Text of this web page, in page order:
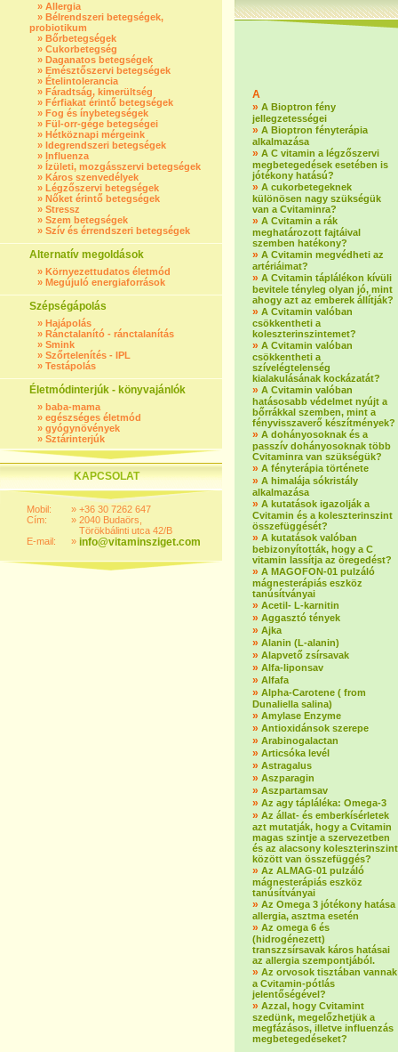
» Allergia
» Bélrendszeri betegségek,
probiotikum
» Bőrbetegségek
» Cukorbetegség
» Daganatos betegségek
» Emésztőszervi betegségek
» Ételintolerancia
» Fáradtság, kimerültség
» Férfiakat érintő betegségek
» Fog és ínybetegségek
» Fül-orr-gége betegségei
» Hétköznapi mérgeink
» Idegrendszeri betegségek
» Influenza
» Ízületi, mozgásszervi betegségek
» Káros szenvedélyek
» Légzőszervi betegségek
» Nőket érintő betegségek
» Stressz
» Szem betegségek
» Szív és érrendszeri betegségek
Alternatív megoldások
» Környezettudatos életmód
» Megújuló energiaforrások
Szépségápolás
» Hajápolás
» Ránctalanító - ránctalanítás
» Smink
» Szőrtelenítés - IPL
» Testápolás
Életmódinterjúk - könyvajánlók
» baba-mama
» egészséges életmód
» gyógynövények
» Sztárinterjúk
KAPCSOLAT
Mobil:
Cím:
E-mail:
»
»
»
+36 30 7262 647
2040 Budaörs,
Törökbálinti utca 42/B
info@vitaminsziget.com
A
» A Bioptron fény
jellegzetességei
» A Bioptron fényterápia
alkalmazása
» A C vitamin a légzőszervi
megbetegedések esetében is
jótékony hatású?
» A cukorbetegeknek
különösen nagy szükségük
van a Cvitaminra?
» A Cvitamin a rák
meghatározott fajtáival
szemben hatékony?
» A Cvitamin megvédheti az
artériáimat?
» A Cvitamin táplálékon kívüli
bevitele tényleg olyan jó, mint
ahogy azt az emberek állítják?
» A Cvitamin valóban
csökkentheti a
koleszterinszintemet?
» A Cvitamin valóban
csökkentheti a
szívelégtelenség
kialakulásának kockázatát?
» A Cvitamin valóban
hatásosabb védelmet nyújt a
bőrrákkal szemben, mint a
fényvisszaverő készítmények?
» A dohányosoknak és a
passzív dohányosoknak több
Cvitaminra van szükségük?
» A fényterápia története
» A himalája sókristály
alkalmazása
» A kutatások igazolják a
Cvitamin és a koleszterinszint
összefüggését?
» A kutatások valóban
bebizonyították, hogy a C
vitamin lassítja az öregedést?
» A MAGOFON-01 pulzáló
mágnesterápiás eszköz
tanúsítványai
» Acetil- L-karnitin
» Aggasztó tények
» Ajka
» Alanin (L-alanin)
» Alapvető zsírsavak
» Alfa-liponsav
» Alfafa
» Alpha-Carotene ( from
Dunaliella salina)
» Amylase Enzyme
» Antioxidánsok szerepe
» Arabinogalactan
» Articsóka levél
» Astragalus
» Aszparagin
» Aszpartamsav
» Az agy tápláléka: Omega-3
» Az állat- és emberkísérletek
azt mutatják, hogy a Cvitamin
magas szintje a szervezetben
és az alacsony koleszterinszint
között van összefüggés?
» Az ALMAG-01 pulzáló
mágnesterápiás eszköz
tanúsítványai
» Az Omega 3 jótékony hatása
allergia, asztma esetén
» Az omega 6 és
(hidrogénezett)
transzzsírsavak káros hatásai
az allergia szempontjából.
» Az orvosok tisztában vannak
a Cvitamin-pótlás
jelentőségével?
» Azzal, hogy Cvitamint
szedünk, megelőzhetjük a
megfázásos, illetve influenzás
megbetegedéseket?